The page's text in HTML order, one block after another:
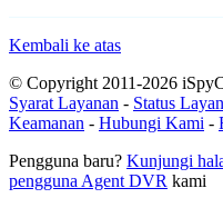
Kembali ke atas
© Copyright 2011-2026
Syarat Layanan - Status
Keamanan - Hubungi Kami -
Pengguna baru? Kunjungi
pengguna Agent DVR kami